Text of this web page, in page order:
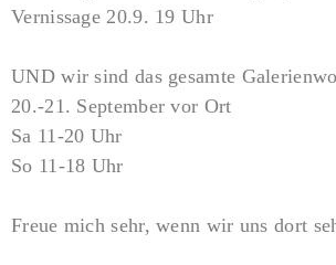
Vernissage 20.9. 19 Uhr
UND wir sind das gesamte
20.-21. September vor Ort
Sa 11-20 Uhr
So 11-18 Uhr
Freue mich sehr, wenn wir uns dort